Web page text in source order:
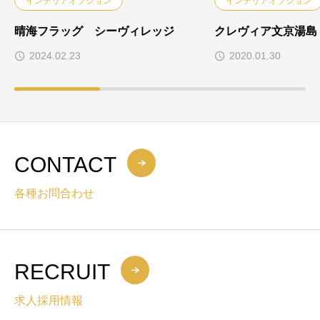
晴海フラッグ シーヴィレッジ
2024.02.23
クレヴィア文京湯島
2020.01.30
CONTACT
各種お問合わせ
RECRUIT
求人採用情報